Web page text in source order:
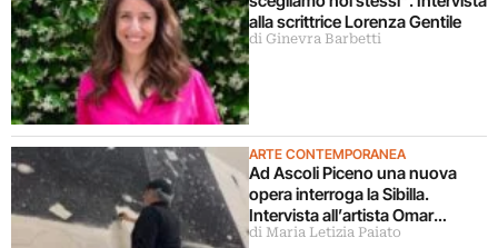
alla scrittrice Lorenza Gentile
di Ginevra Barbetti
ARTE CONTEMPORANEA
Ad Ascoli Piceno una nuova
opera interroga la Sibilla.
Intervista all’artista Omar
Galliani
di Maria Letizia Paiato